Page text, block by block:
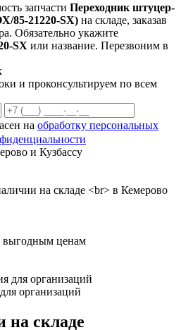
запчасти Переходник штуцер-
85-21220-SX) на складе, заказав
Обязательно укажите
SX или название. Перезвоним в
и проконсультируем по всем
на обработку персональных
организаций
на складе